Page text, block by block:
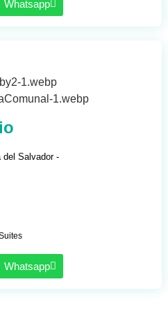
Whatsapp
del Salvador -
Whatsapp